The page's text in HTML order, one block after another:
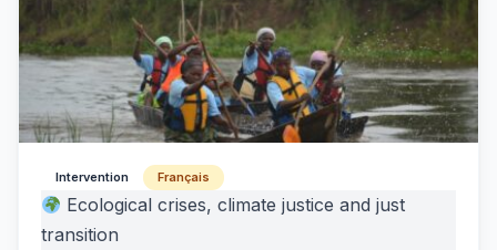
Intervention Français
Ecological crises, climate justice and just
transition